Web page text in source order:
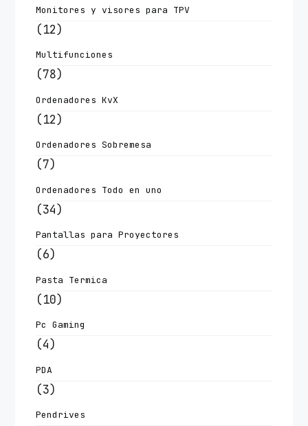
Monitores y visores para TPV
(12)
Multifunciones
(78)
Ordenadores KvX
(12)
Ordenadores Sobremesa
(7)
Ordenadores Todo en uno
(34)
Pantallas para Proyectores
(6)
Pasta Termica
(10)
Pc Gaming
(4)
PDA
(3)
Pendrives